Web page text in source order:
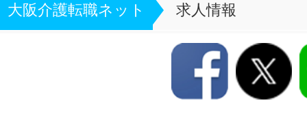
大阪介護転職ネット 求人情報